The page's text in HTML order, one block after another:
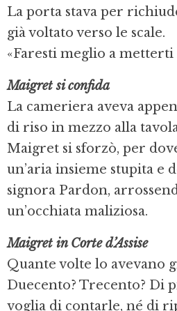
La porta stava per
già voltato verso le scale.
«Faresti meglio a metterti
Maigret si confida
La cameriera aveva
di riso in mezzo alla
Maigret si sforzò, per
un’aria insieme stupita e
signora Pardon,
un’occhiata maliziosa.
Maigret in Corte d’Assise
Quante volte lo avevano
Duecento? Trecento? Di
voglia di contarle, né di